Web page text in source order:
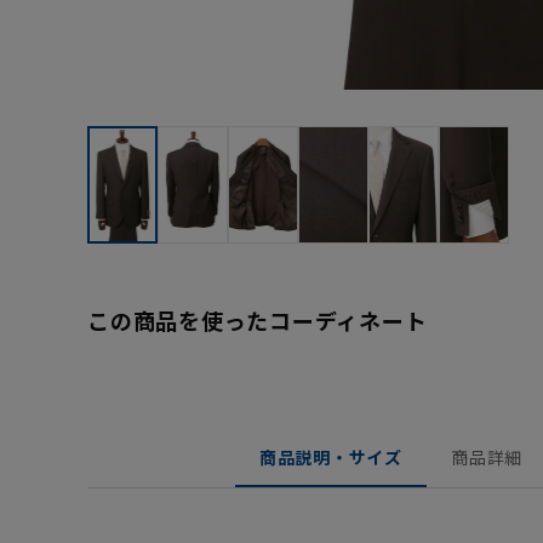
この商品を使ったコーディネート
商品説明・サイズ 商品詳細